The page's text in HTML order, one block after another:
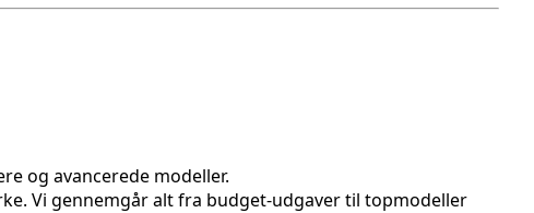
og avancerede modeller.
Vi gennemgår alt fra budget-udgaver til topmodeller